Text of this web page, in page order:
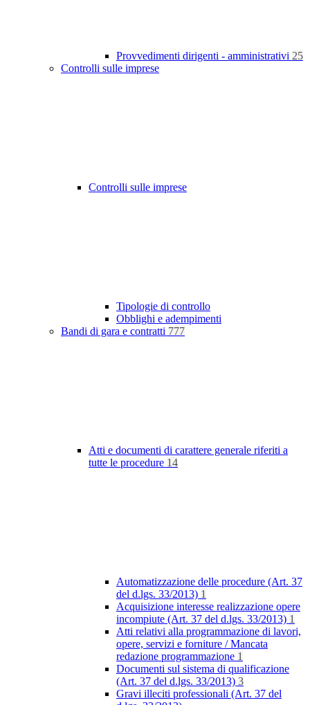
Provvedimenti dirigenti - amministrativi 25
Controlli sulle imprese
Controlli sulle imprese
Tipologie di controllo
Obblighi e adempimenti
Bandi di gara e contratti 777
Atti e documenti di carattere generale riferiti a
tutte le procedure 14
Automatizzazione delle procedure (Art. 37
del d.lgs. 33/2013) 1
Acquisizione interesse realizzazione opere
incompiute (Art. 37 del d.lgs. 33/2013) 1
Atti relativi alla programmazione di lavori,
opere, servizi e forniture / Mancata
redazione programmazione 1
Documenti sul sistema di qualificazione
(Art. 37 del d.lgs. 33/2013) 3
Gravi illeciti professionali (Art. 37 del